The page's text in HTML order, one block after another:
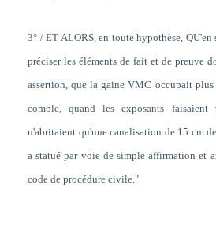
3° / ET ALORS, en toute hypothèse, QU'en
préciser les éléments de fait et de preuve
assertion, que lagaine VMC occupait plus
comble, quand les exposants
n'abritaient qu'une canalisation de 15 cm
a statué par voie de simple affirmation et
code de procédure civile."